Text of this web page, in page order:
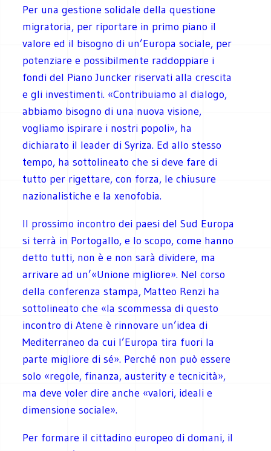
Per una gestione solidale della questione
migratoria, per riportare in primo piano il
valore ed il bisogno di un’Europa sociale, per
potenziare e possibilmente raddoppiare i
fondi del Piano Juncker riservati alla crescita
e gli investimenti. «Contribuiamo al dialogo,
abbiamo bisogno di una nuova visione,
vogliamo ispirare i nostri popoli», ha
dichiarato il leader di Syriza. Ed allo stesso
tempo, ha sottolineato che si deve fare di
tutto per rigettare, con forza, le chiusure
nazionalistiche e la xenofobia.
Il prossimo incontro dei paesi del Sud Europa
si terrà in Portogallo, e lo scopo, come hanno
detto tutti, non è e non sarà dividere, ma
arrivare ad un’«Unione migliore». Nel corso
della conferenza stampa, Matteo Renzi ha
sottolineato che «la scommessa di questo
incontro di Atene è rinnovare un’idea di
Mediterraneo da cui l’Europa tira fuori la
parte migliore di sé». Perché non può essere
solo «regole, finanza, austerity e tecnicità»,
ma deve voler dire anche «valori, ideali e
dimensione sociale».
Per formare il cittadino europeo di domani, il